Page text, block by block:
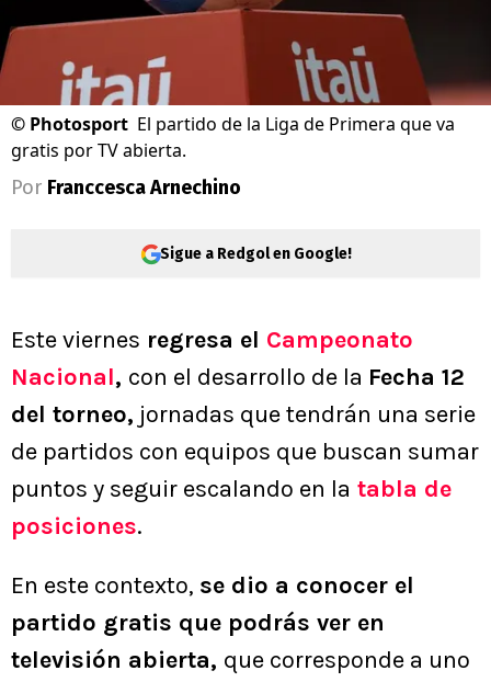
© Photosport El partido de la Liga de Primera que va
gratis por TV abierta.
Por Franccesca Arnechino
Sigue a Redgol en Google!
Este viernes regresa el Campeonato
Nacional, con el desarrollo de la Fecha 12
del torneo, jornadas que tendrán una serie
de partidos con equipos que buscan sumar
puntos y seguir escalando en la tabla de
posiciones.
En este contexto, se dio a conocer el
partido gratis que podrás ver en
televisión abierta, que corresponde a uno